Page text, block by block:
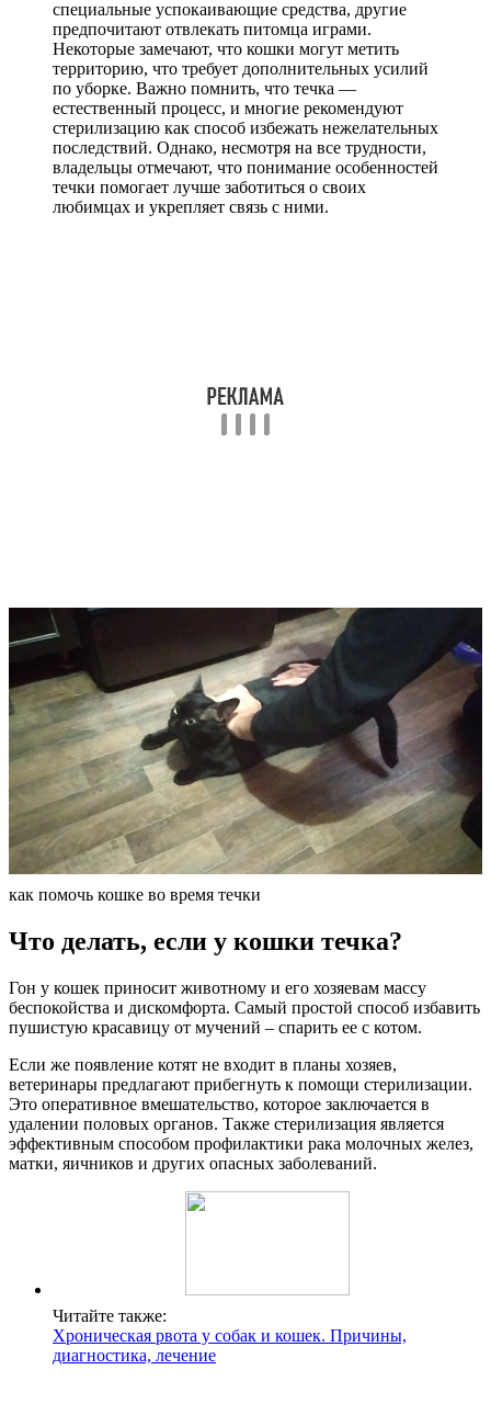
специальные успокаивающие средства, другие
предпочитают отвлекать питомца играми.
Некоторые замечают, что кошки могут метить
территорию, что требует дополнительных усилий
по уборке. Важно помнить, что течка —
естественный процесс, и многие рекомендуют
стерилизацию как способ избежать нежелательных
последствий. Однако, несмотря на все трудности,
владельцы отмечают, что понимание особенностей
течки помогает лучше заботиться о своих
любимцах и укрепляет связь с ними.
как помочь кошке во время течки
Что делать, если у кошки течка?
Гон у кошек приносит животному и его хозяевам массу
беспокойства и дискомфорта. Самый простой способ избавить
пушистую красавицу от мучений – спарить ее с котом.
Если же появление котят не входит в планы хозяев,
ветеринары предлагают прибегнуть к помощи стерилизации.
Это оперативное вмешательство, которое заключается в
удалении половых органов. Также стерилизация является
эффективным способом профилактики рака молочных желез,
матки, яичников и других опасных заболеваний.
Читайте также:
Хроническая рвота у собак и кошек. Причины,
диагностика, лечение